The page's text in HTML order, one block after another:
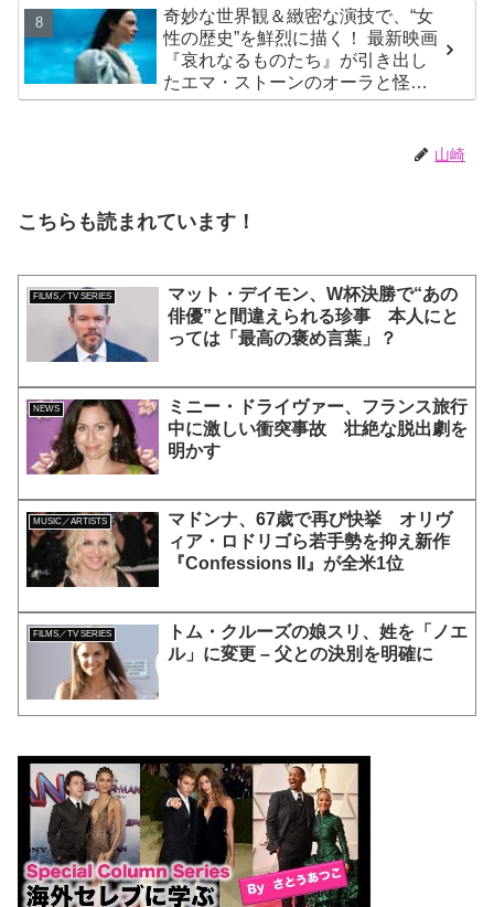
奇妙な世界観＆緻密な演技で、“女
性の歴史”を鮮烈に描く！ 最新映画
『哀れなるものたち』が引き出し
たエマ・ストーンのオーラと怪
演、そして緻密すぎる演技力！ こ
山崎
こちらも読まれています！
FILMS／TV SERIES
マット・デイモン、W杯決勝で“あの
俳優”と間違えられる珍事 本人にと
っては「最高の褒め言葉」？
NEWS
ミニー・ドライヴァー、フランス旅行
中に激しい衝突事故 壮絶な脱出劇を
明かす
MUSIC／ARTISTS
マドンナ、67歳で再び快挙 オリヴ
ィア・ロドリゴら若手勢を抑え新作
『Confessions II』が全米1位
FILMS／TV SERIES
トム・クルーズの娘スリ、姓を「ノエ
ル」に変更 – 父との決別を明確に